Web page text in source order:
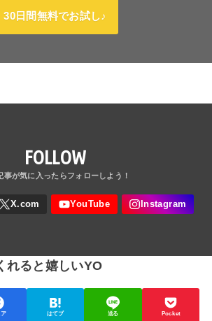
30日間無料でお試し♪
FOLLOW
れると嬉しいYO
ア はてブ 送る Pocket